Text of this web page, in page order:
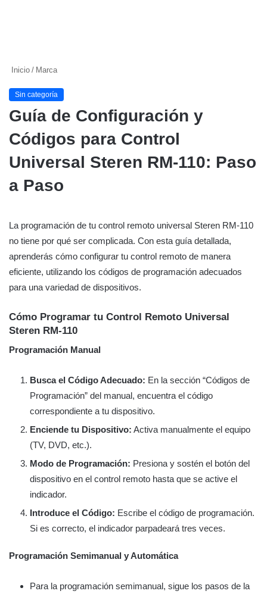
Inicio / Marca
Sin categoría
Guía de Configuración y
Códigos para Control
Universal Steren RM-110: Paso
a Paso
La programación de tu control remoto universal Steren RM-110
no tiene por qué ser complicada. Con esta guía detallada,
aprenderás cómo configurar tu control remoto de manera
eficiente, utilizando los códigos de programación adecuados
para una variedad de dispositivos.
Cómo Programar tu Control Remoto Universal
Steren RM-110
Programación Manual
Busca el Código Adecuado: En la sección “Códigos de
Programación” del manual, encuentra el código
correspondiente a tu dispositivo.
Enciende tu Dispositivo: Activa manualmente el equipo
(TV, DVD, etc.).
Modo de Programación: Presiona y sostén el botón del
dispositivo en el control remoto hasta que se active el
indicador.
Introduce el Código: Escribe el código de programación.
Si es correcto, el indicador parpadeará tres veces.
Programación Semimanual y Automática
Para la programación semimanual, sigue los pasos de la